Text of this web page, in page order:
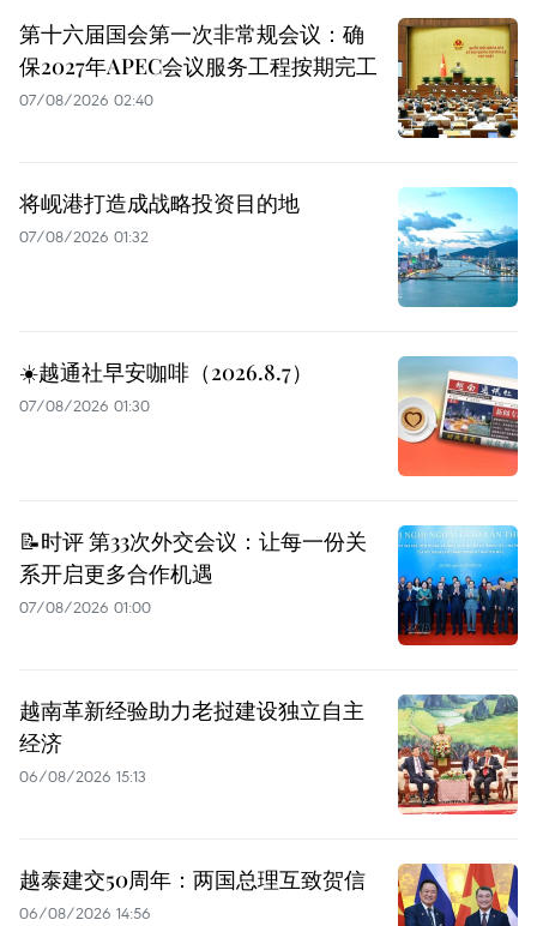
第十六届国会第一次非常规会议：确
保2027年APEC会议服务工程按期完工
07/08/2026 02:40
将岘港打造成战略投资目的地
07/08/2026 01:32
☀️越通社早安咖啡（2026.8.7）
07/08/2026 01:30
📝时评 第33次外交会议：让每一份关
系开启更多合作机遇
07/08/2026 01:00
越南革新经验助力老挝建设独立自主
经济
06/08/2026 15:13
越泰建交50周年：两国总理互致贺信
06/08/2026 14:56